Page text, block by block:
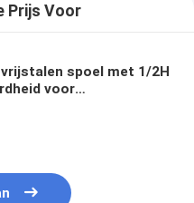
Prijs Voor
spoel met 1/2H
voor